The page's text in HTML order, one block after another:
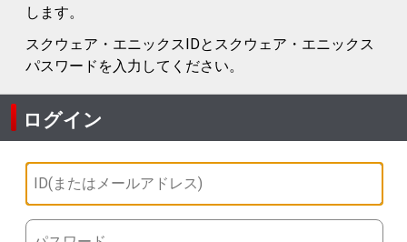
します。
スクウェア・エニックスIDとスクウェア・エニックス
パスワードを入力してください。
ログイン